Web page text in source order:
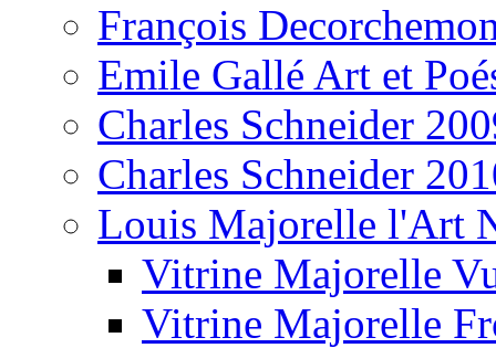
François
Emile Gallé Art et
Charles Schneider
Charles Schneider
Louis Majorelle l'Art
Vitrine Majorelle
Vitrine Majorelle